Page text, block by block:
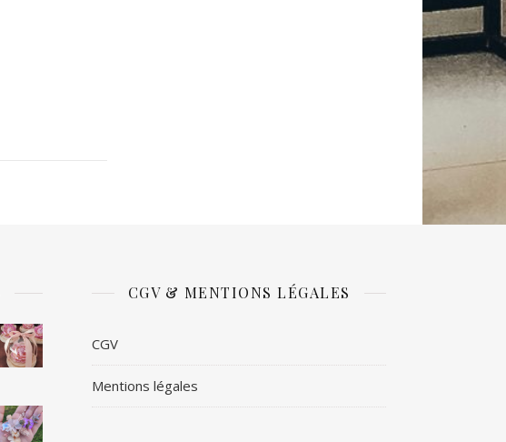
CGV & MENTIONS LÉGALES
CGV
Mentions légales